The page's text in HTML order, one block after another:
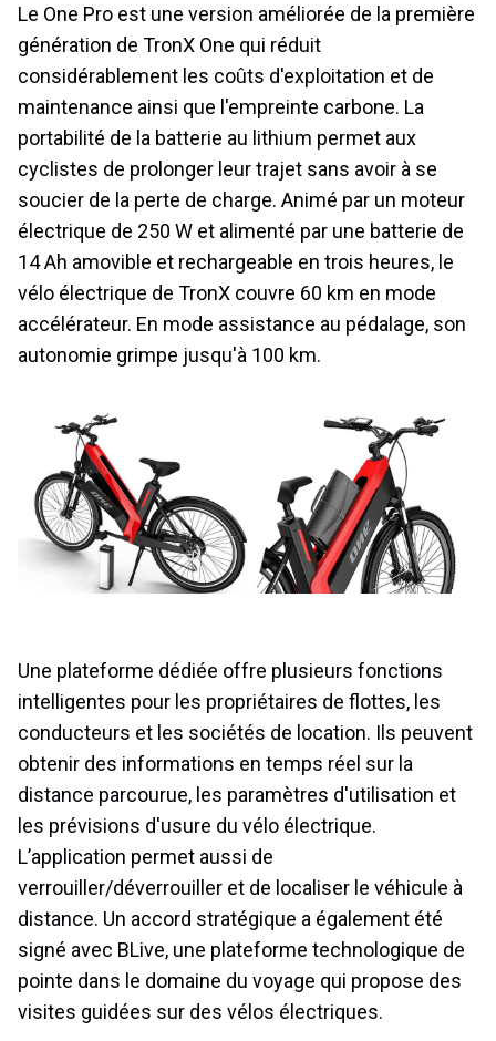
Le One Pro est une version améliorée de la première
génération de TronX One qui réduit
considérablement les coûts d'exploitation et de
maintenance ainsi que l'empreinte carbone. La
portabilité de la batterie au lithium permet aux
cyclistes de prolonger leur trajet sans avoir à se
soucier de la perte de charge. Animé par un moteur
électrique de 250 W et alimenté par une batterie de
14 Ah amovible et rechargeable en trois heures, le
vélo électrique de TronX couvre 60 km en mode
accélérateur. En mode assistance au pédalage, son
autonomie grimpe jusqu'à 100 km.
Une plateforme dédiée offre plusieurs fonctions
intelligentes pour les propriétaires de flottes, les
conducteurs et les sociétés de location. Ils peuvent
obtenir des informations en temps réel sur la
distance parcourue, les paramètres d'utilisation et
les prévisions d'usure du vélo électrique.
L’application permet aussi de
verrouiller/déverrouiller et de localiser le véhicule à
distance. Un accord stratégique a également été
signé avec BLive, une plateforme technologique de
pointe dans le domaine du voyage qui propose des
visites guidées sur des vélos électriques.